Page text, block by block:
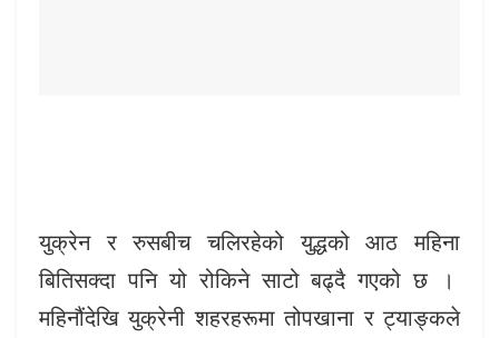
युक्रेन र रुसबीच चलिरहेको युद्धको आठ महिना
बितिसक्दा पनि यो रोकिने साटो बढ्दै गएको छ ।
महिनौंदेखि युक्रेनी शहरहरूमा तोपखाना र ट्याङ्कले